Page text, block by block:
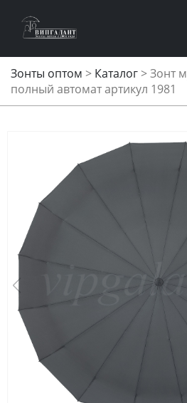
Зонты оптом > Каталог>Зонт
полный автомат артикул 1981